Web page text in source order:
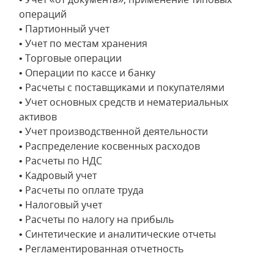
операций
• Партионный учет
• Учет по местам хранения
• Торговые операции
• Операции по кассе и банку
• Расчеты с поставщиками и покупателями
• Учет основных средств и нематериальных
активов
• Учет производственной деятельности
• Распределение косвенных расходов
• Расчеты по НДС
• Кадровый учет
• Расчеты по оплате труда
• Налоговый учет
• Расчеты по налогу на прибыль
• Синтетические и аналитические отчеты
• Регламентированная отчетность